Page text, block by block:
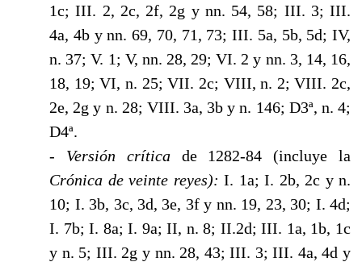
1c; III. 2, 2c, 2f, 2g y nn. 54, 58; III. 3; III.
4a, 4b y nn. 69, 70, 71, 73; III. 5a, 5b, 5d; IV,
n. 37; V. 1; V, nn. 28, 29; VI. 2 y nn. 3, 14, 16,
18, 19; VI, n. 25; VII. 2c; VIII, n. 2; VIII. 2c,
2e, 2g y n. 28; VIII. 3a, 3b y n. 146; D3ª, n. 4;
D4ª.
- Versión crítica de 1282-84 (incluye la
Crónica de veinte reyes):I. 1a; I. 2b, 2c y n.
10; I. 3b, 3c, 3d, 3e, 3f y nn. 19, 23, 30; I. 4d;
I. 7b; I. 8a; I. 9a; II, n. 8; II.2d; III. 1a, 1b, 1c
y n. 5; III. 2g y nn. 28, 43; III. 3; III. 4a, 4d y